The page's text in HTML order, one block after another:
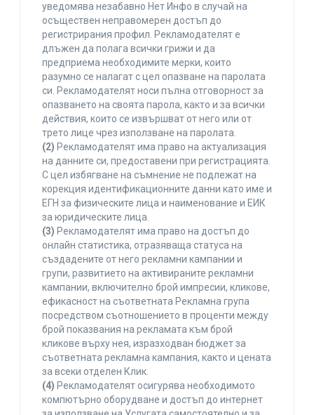
уведомява незабавно Нет Инфо в случай на
осъществен неправомерен достъп до
регистрирания профил. Рекламодателят е
длъжен да полага всички грижи и да
предприема необходимите мерки, които
разумно се налагат с цел опазване на паролата
си. Рекламодателят носи пълна отговорност за
опазването на своята парола, както и за всички
действия, които се извършват от него или от
трето лице чрез използване на паролата.
(2) Рекламодателят има право на актуализация
на данните си, предоставени при регистрацията.
С цел избягване на съмнение не подлежат на
корекция идентификационните данни като име и
ЕГН за физическите лица и наименование и ЕИК
за юридическите лица.
(3) Рекламодателят има право на достъп до
онлайн статистика, отразяваща статуса на
създадените от него рекламни кампании и
групи, развитието на активираните рекламни
кампании, включително брой импресии, кликове,
ефикасност на съответната Рекламна група
посредством съотношението в проценти между
брой показвания на рекламата към брой
кликове върху нея, изразходван бюджет за
съответната рекламна кампания, както и цената
за всеки отделен Клик.
(4) Рекламодателят осигурява необходимото
компютърно оборудване и достъп до интернет